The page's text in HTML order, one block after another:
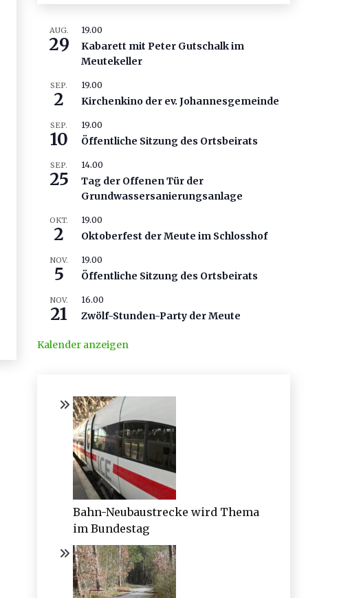
AUG.
29
19.00
Kabarett mit Peter Gutschalk im
Meutekeller
SEP.
2
19.00
Kirchenkino der ev. Johannesgemeinde
SEP.
10
19.00
Öffentliche Sitzung des Ortsbeirats
SEP.
25
14.00
Tag der Offenen Tür der
Grundwassersanierungsanlage
OKT.
2
19.00
Oktoberfest der Meute im Schlosshof
NOV.
5
19.00
Öffentliche Sitzung des Ortsbeirats
NOV.
21
16.00
Zwölf-Stunden-Party der Meute
Kalender anzeigen
Bahn-Neubaustrecke wird Thema
im Bundestag